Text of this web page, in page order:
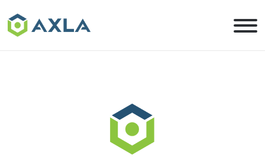
the
content